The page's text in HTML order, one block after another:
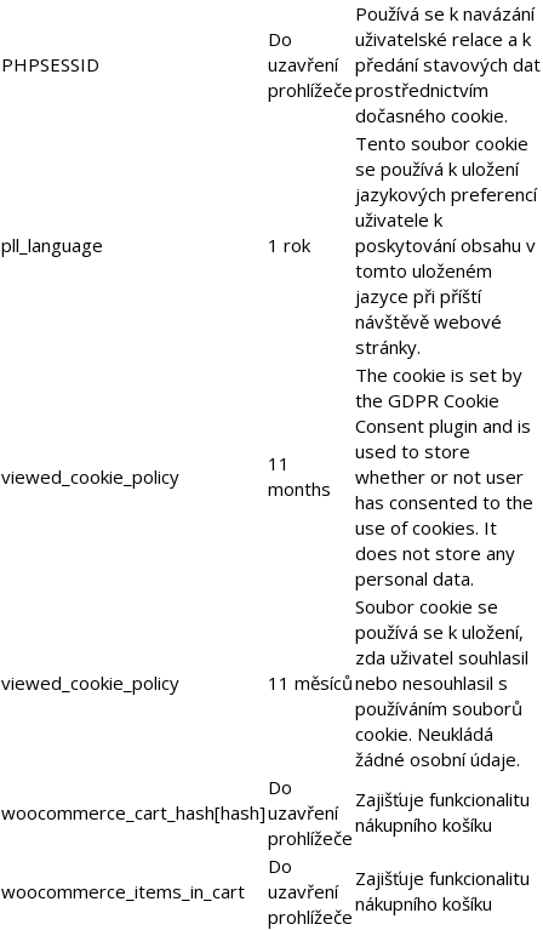
PHPSESSID
Do
uzavření
prohlížeče
Používá se k navázání
uživatelské relace a k
předání stavových dat
prostřednictvím
dočasného cookie.
pll_language 1 rok
Tento soubor cookie
se používá k uložení
jazykových preferencí
uživatele k
poskytování obsahu v
tomto uloženém
jazyce při příští
návštěvě webové
stránky.
viewed_cookie_policy
11
months
The cookie is set by
the GDPR Cookie
Consent plugin and is
used to store
whether or not user
has consented to the
use of cookies. It
does not store any
personal data.
viewed_cookie_policy 11 měsíců
Soubor cookie se
používá se k uložení,
zda uživatel souhlasil
nebo nesouhlasil s
používáním souborů
cookie. Neukládá
žádné osobní údaje.
woocommerce_cart_hash[hash]
Do
uzavření
prohlížeče
Zajišťuje funkcionalitu
nákupního košíku
woocommerce_items_in_cart
Do
uzavření
prohlížeče
Zajišťuje funkcionalitu
nákupního košíku